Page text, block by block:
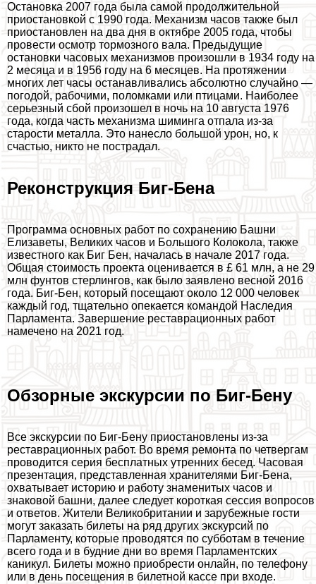
Остановка 2007 года была самой продолжительной
приостановкой с 1990 года. Механизм часов также был
приостановлен на два дня в октябре 2005 года, чтобы
провести осмотр тормозного вала. Предыдущие
остановки часовых механизмов произошли в 1934 году на
2 месяца и в 1956 году на 6 месяцев. На протяжении
многих лет часы останавливались абсолютно случайно —
погодой, рабочими, поломками или птицами. Наиболее
серьезный сбой произошел в ночь на 10 августа 1976
года, когда часть механизма шиминга отпала из-за
старости металла. Это нанесло большой урон, но, к
счастью, никто не пострадал.
Реконструкция Биг-Бена
Программа основных работ по сохранению Башни
Елизаветы, Великих часов и Большого Колокола, также
известного как Биг Бен, началась в начале 2017 года.
Общая стоимость проекта оценивается в £ 61 млн, а не 29
млн фунтов стерлингов, как было заявлено весной 2016
года. Биг-Бен, который посещают около 12 000 человек
каждый год, тщательно опекается комaндой Наследия
Парламента. Завершение реставрационных работ
намечено на 2021 год.
Обзорные экскурсии по Биг-Бену
Все экскурсии по Биг-Бену приостановлены из-за
реставрационных работ. Во время ремонта по четвергам
проводится серия бесплатных утренних бесед. Часовая
презентация, представленная хранителями Биг-Бена,
охватывает историю и работу знаменитых часов и
знаковой башни, далее следует короткая сессия вопросов
и ответов. Жители Великобритании и зарубежные гости
могут заказать билеты на ряд других экскурсий по
Парламенту, которые проводятся по субботам в течение
всего года и в будние дни во время Парламентских
каникул. Билеты можно приобрести онлайн, по телефону
или в день посещения в билетной кассе при входе.